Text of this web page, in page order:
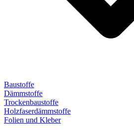
Baustoffe
Dämmstoffe
Trockenbaustoffe
Holzfaserdämmstoffe
Folien und Kleber